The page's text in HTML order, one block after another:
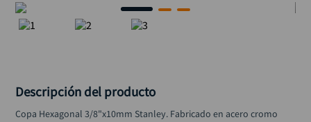
Descripción del producto
Copa Hexagonal 3/8"x10mm Stanley. Fabricado en acero cromo
broca
taladro inalámbrico
alicate